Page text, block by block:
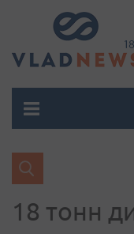
18 тонн